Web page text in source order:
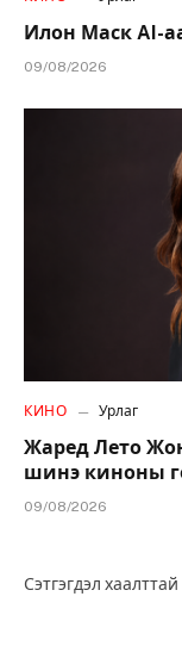
Илон Маск AI-
09/08/2026
КИНО Урлаг
Жаред Лето
шинэ киноны
09/08/2026
Сэтгэгдэл хаалттай